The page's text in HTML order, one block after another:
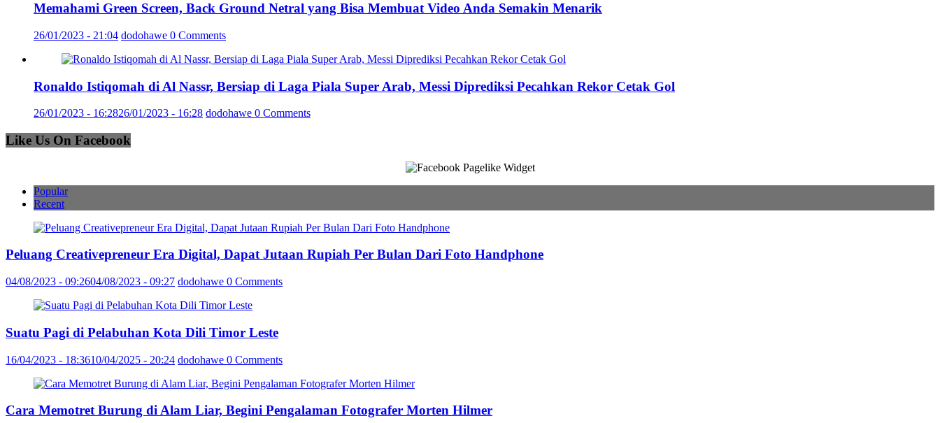
Memahami Green Screen, Back Ground Netral yang Bisa Membuat Video Anda Semakin Menarik
26/01/2023 - 21:04 dodohawe 0 Comments
Ronaldo Istiqomah di Al Nassr, Bersiap di Laga Piala Super Arab, Messi Diprediksi Pecahkan Rekor Cetak Gol
26/01/2023 - 16:2826/01/2023 - 16:28 dodohawe 0 Comments
Like Us On Facebook
Popular
Recent
Peluang Creativepreneur Era Digital, Dapat Jutaan Rupiah Per Bulan Dari Foto Handphone
04/08/2023 - 09:2604/08/2023 - 09:27 dodohawe 0 Comments
Suatu Pagi di Pelabuhan Kota Dili Timor Leste
16/04/2023 - 18:3610/04/2025 - 20:24 dodohawe 0 Comments
Cara Memotret Burung di Alam Liar, Begini Pengalaman Fotografer Morten Hilmer